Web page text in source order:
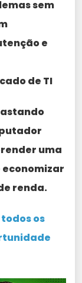
sem
e
de TI
uma
renda.
todos os